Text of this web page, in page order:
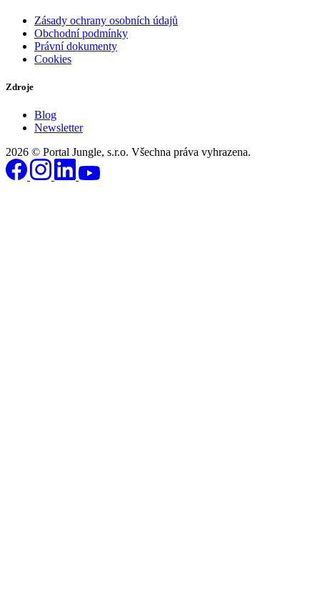
Zásady ochrany osobních údajů
Obchodní podmínky
Právní dokumenty
Cookies
Zdroje
Blog
Newsletter
2026 © Portal Jungle, s.r.o. Všechna práva vyhrazena.